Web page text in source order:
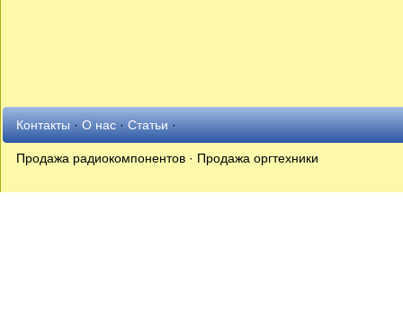
Контакты·О нас·Статьи·
Продажа радиокомпонентов · Продажа оргтехники